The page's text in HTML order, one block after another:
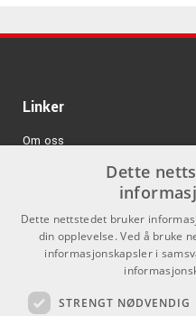
Linker
Om oss
GDPR & Cookies
Dette
Dette nettstedet bruker
din opplevelse. Ved å bruke
informasjonskapsler i
STRENGT NØDVENDIG